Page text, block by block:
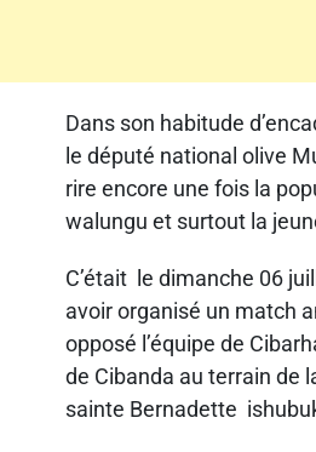
Dans son habitude
le député national olive
rire encore une fois la
walungu et surtout la
C’était le dimanche 06
avoir organisé un match
opposé l’équipe de
de Cibanda au terrain de
sainte Bernadette